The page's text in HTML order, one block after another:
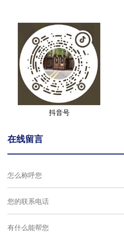
抖音号
在线留言